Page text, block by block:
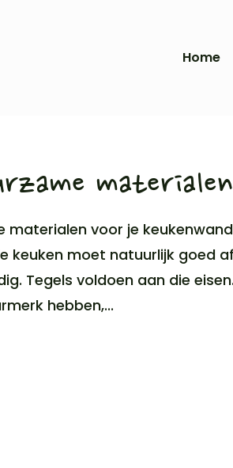
Home
materialen voor je
keuken moet natuurlijk goed
Tegels voldoen aan die
hebben,...